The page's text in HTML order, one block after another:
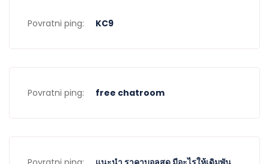
Povratni ping: KC9
Povratni ping: free chatroom